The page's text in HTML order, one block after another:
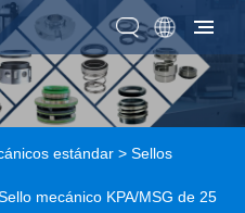
estándar >Sellos
mecánico KPA/MSG de 25